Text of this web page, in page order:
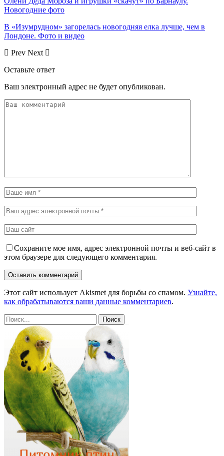
Новогодние фото
В «Изумрудном» загорелась новогодняя елка лучше, чем в
Лондоне. Фото и видео
Prev Next
Оставьте ответ
Ваш электронный адрес не будет опубликован.
Сохраните мое имя, адрес электронной почты и веб-сайт в
этом браузере для следующего комментария.
Этот сайт использует Akismet для борьбы со спамом. Узнайте,
как обрабатываются ваши данные комментариев.